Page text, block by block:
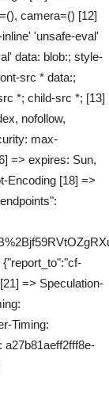
camera=() [12]
'unsafe-eval'
data: blob:; style-
src * data:;
*; child-src *; [13]
nofollow,
max-
=> expires: Sun,
Encoding [18] =>
=> Speculation-
Timing:
a27b81aeff2fff8e-